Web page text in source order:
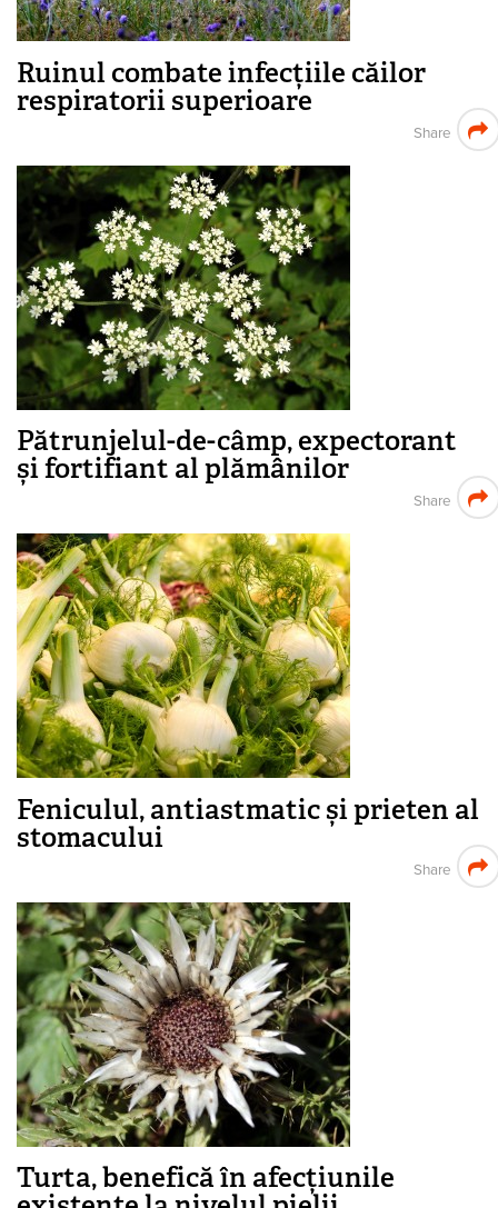
Ruinul combate infecțiile căilor
respiratorii superioare
Share
Pătrunjelul-de-câmp, expectorant
și fortifiant al plămânilor
Share
Feniculul, antiastmatic și prieten al
stomacului
Share
Turta, benefică în afecțiunile